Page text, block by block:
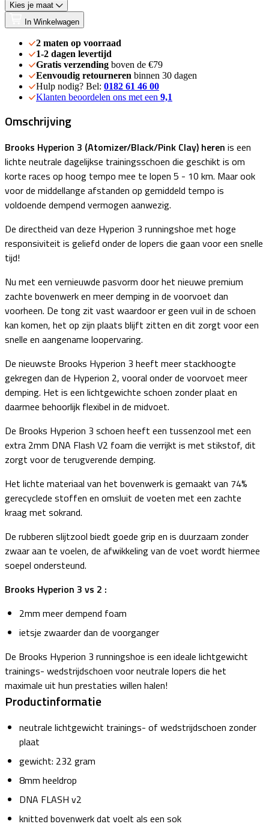
Kies je maat
In Winkelwagen
2 maten op voorraad
1-2 dagen levertijd
Gratis verzending boven de €79
Eenvoudig retourneren binnen 30 dagen
Hulp nodig? Bel: 0182 61 46 00
Klanten beoordelen ons met een 9,1
Omschrijving
Brooks Hyperion 3 (Atomizer/Black/Pink Clay) heren is een
lichte neutrale dagelijkse trainingsschoen die geschikt is om
korte races op hoog tempo mee te lopen 5 - 10 km. Maar ook
voor de middellange afstanden op gemiddeld tempo is
voldoende dempend vermogen aanwezig.
De directheid van deze Hyperion 3 runningshoe met hoge
responsiviteit is geliefd onder de lopers die gaan voor een snelle
tijd!
Nu met een vernieuwde pasvorm door het nieuwe premium
zachte bovenwerk en meer demping in de voorvoet dan
voorheen. De tong zit vast waardoor er geen vuil in de schoen
kan komen, het op zijn plaats blijft zitten en dit zorgt voor een
snelle en aangename loopervaring.
De nieuwste Brooks Hyperion 3 heeft meer stackhoogte
gekregen dan de Hyperion 2, vooral onder de voorvoet meer
demping. Het is een lichtgewichte schoen zonder plaat en
daarmee behoorlijk flexibel in de midvoet.
De Brooks Hyperion 3 schoen heeft een tussenzool met een
extra 2mm DNA Flash V2 foam die verrijkt is met stikstof, dit
zorgt voor de terugverende demping.
Het lichte materiaal van het bovenwerk is gemaakt van 74%
gerecyclede stoffen en omsluit de voeten met een zachte
kraag met sokrand.
De rubberen slijtzool biedt goede grip en is duurzaam zonder
zwaar aan te voelen, de afwikkeling van de voet wordt hiermee
soepel ondersteund.
Brooks Hyperion 3 vs 2 :
2mm meer dempend foam
ietsje zwaarder dan de voorganger
De Brooks Hyperion 3 runningshoe is een ideale lichtgewicht
trainings- wedstrijdschoen voor neutrale lopers die het
maximale uit hun prestaties willen halen!
Productinformatie
neutrale lichtgewicht trainings- of wedstrijdschoen zonder
plaat
gewicht: 232 gram
8mm heeldrop
DNA FLASH v2
knitted bovenwerk dat voelt als een sok